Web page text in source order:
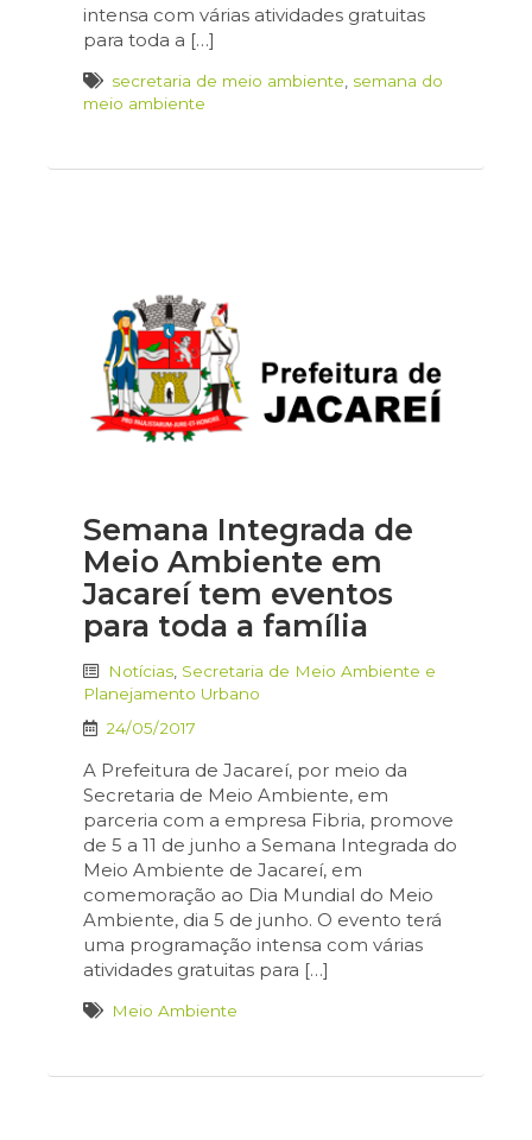
intensa com várias atividades gratuitas
para toda a […]
secretaria de meio ambiente semana do
meio ambiente
Semana Integrada de
Meio Ambiente em
Jacareí tem eventos
para toda a família
Notícias Secretaria de Meio Ambiente e
Planejamento Urbano
24/05/2017
A Prefeitura de Jacareí, por meio da
Secretaria de Meio Ambiente, em
parceria com a empresa Fibria, promove
de 5 a 11 de junho a Semana Integrada do
Meio Ambiente de Jacareí, em
comemoração ao Dia Mundial do Meio
Ambiente, dia 5 de junho. O evento terá
uma programação intensa com várias
atividades gratuitas para […]
Meio Ambiente